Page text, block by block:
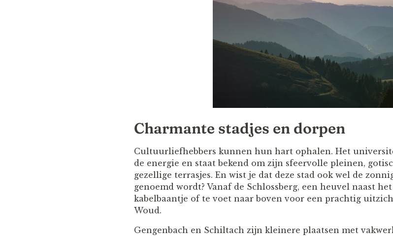
Charmante stadjes en dorpen
Cultuurliefhebbers kunnen hun hart ophalen. Het
de energie en staat bekend om zijn sfeervolle pleinen,
gezellige terrasjes. En wist je dat deze stad ook wel de
genoemd wordt? Vanaf de Schlossberg, een heuvel naast
kabelbaantje of te voet naar boven voor een prachtig
Woud.
Gengenbach en Schiltach zijn kleinere plaatsen met